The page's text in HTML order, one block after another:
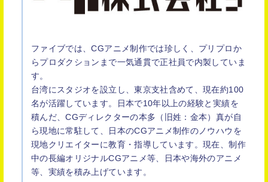
ファイブでは、CGアニメ制作では珍しく、プリプロか
らプロダクションまで一気通貫で正社員で内製していま
す。
台湾にスタジオを設立し、東京支社含めて、現在約100
名が活躍しています。日本で10年以上の経験と実績を
積んだ、CGディレクターの本多（旧姓：金本）真が自
ら現地に常駐して、日本のCGアニメ制作のノウハウを
現地クリエイターに教育・指導しています。現在、制作
中の長編オリジナルCGアニメ等、日本や海外のアニメ
等、実績を積み上げています。